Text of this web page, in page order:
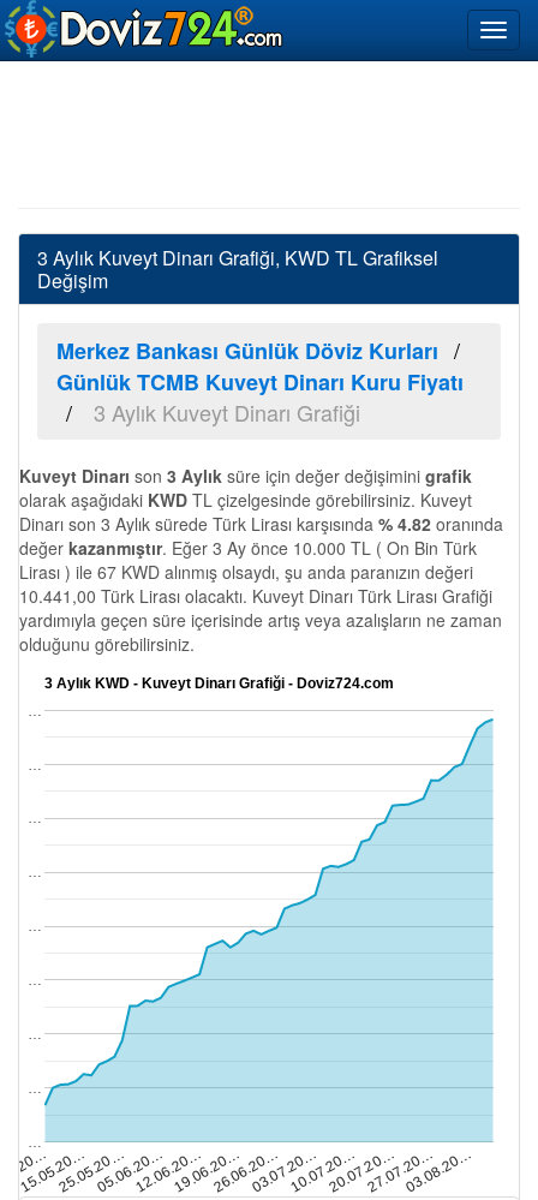
3 Aylık Kuveyt Dinarı Grafiği, KWD TL Grafiksel
Değişim
Merkez Bankası Günlük Döviz Kurları
Günlük TCMB Kuveyt Dinarı Kuru Fiyatı
3 Aylık Kuveyt Dinarı Grafiği
Kuveyt Dinarı son 3 Aylık süre için değer değişimini grafik
olarak aşağıdaki KWD TL çizelgesinde görebilirsiniz. Kuveyt
Dinarı son 3 Aylık sürede Türk Lirası karşısında % 4.82 oranında
değer kazanmıştır. Eğer 3 Ay önce 10.000 TL ( On Bin Türk
Lirası ) ile 67 KWD alınmış olsaydı, şu anda paranızın değeri
10.441,00 Türk Lirası olacaktı. Kuveyt Dinarı Türk Lirası Grafiği
yardımıyla geçen süre içerisinde artış veya azalışların ne zaman
olduğunu görebilirsiniz.
3 Aylık KWD - Kuveyt Dinarı Grafiği - Doviz724.com
15.05.20…25.05.20…05.06.20…12.06.20…19.06.20…26.06.20…03.07.20…10.07.20…20.07.20…27.07.20…03.08.20…
…
…
…
…
…
…